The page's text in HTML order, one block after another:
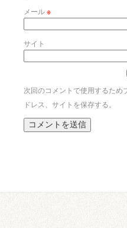
メール※
サイト
次回のコメントで使用するため
ドレス、サイトを保存する。